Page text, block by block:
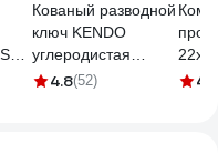
Кованый разводной
ключ KENDO
углеродистая
сталь, 250 мм, 10"
4.8(52) 4.7